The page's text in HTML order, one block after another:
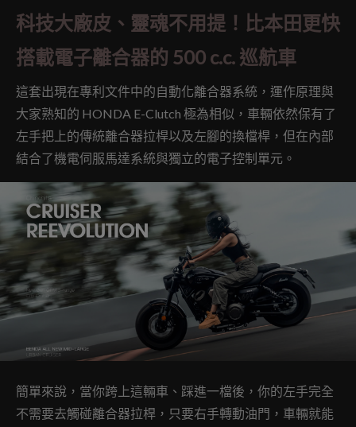
科技大廠皮、靈魂不用提！比本田更快
搭載電子離合器的 500 c.c. 巡航車
這套出現在專利文件中的自動化離合器系統，運作原理與
大家熟知的 HONDA E-Clutch 極為相似，車輛依然保有了
左手把上的傳統離合器拉桿以及左腳的換檔桿，但在內部
結合了機電伺服馬達系統與獨立的電子控制單元。
簡單來說，當你跨上這輛車、踩進一檔後，你的左手完全
不需要去觸碰離合器拉桿，只要右手轉動油門，車輛就能